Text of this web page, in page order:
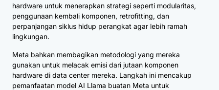
hardware untuk menerapkan strategi seperti modularitas,
penggunaan kembali komponen, retrofitting, dan
perpanjangan siklus hidup perangkat agar lebih ramah
lingkungan.
Meta bahkan membagikan metodologi yang mereka
gunakan untuk melacak emisi dari jutaan komponen
hardware di data center mereka. Langkah ini mencakup
pemanfaatan model AI Llama buatan Meta untuk